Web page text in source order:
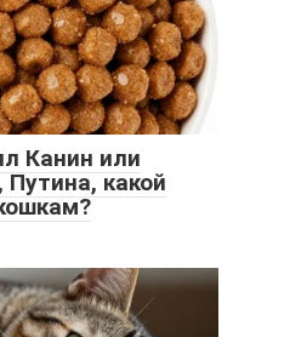
Канин или
какой